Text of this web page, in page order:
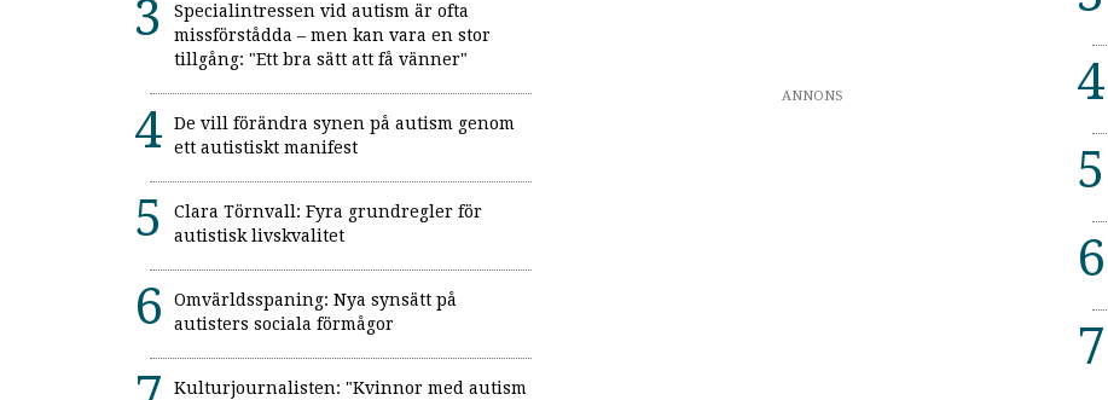
Specialintressen vid autism är ofta
missförstådda – men kan vara en stor
tillgång: "Ett bra sätt att få vänner"
De vill förändra synen på autism genom
ett autistiskt manifest
Clara Törnvall: Fyra grundregler för
autistisk livskvalitet
Omvärldsspaning: Nya synsätt på
autisters sociala förmågor
Kulturjournalisten: "Kvinnor med autism
ANNONS